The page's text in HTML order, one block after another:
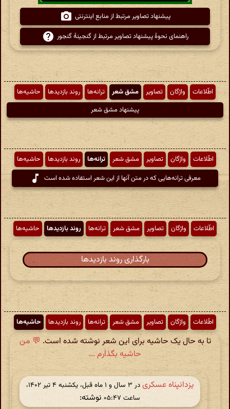
پیشنهاد تصاویر مرتبط از منابع اینترنتی
راهنمای نحوهٔ پیشنهاد تصاویر مرتبط از گنجینهٔ گنجور
اطّلاعات واژگان تصاویر مشق شعر ترانه‌ها روند بازدیدها
حاشیه‌ها
پیشنهاد مشق شعر
اطّلاعات واژگان تصاویر مشق شعر ترانه‌ها روند بازدیدها
حاشیه‌ها
معرفی ترانه‌هایی که در متن آنها از این شعر استفاده شده است
اطّلاعات واژگان تصاویر مشق شعر ترانه‌ها روند بازدیدها حاشیه‌ها
بارگذاری روند بازدیدها
اطّلاعات واژگان تصاویر مشق شعر ترانه‌ها روند بازدیدها حاشیه‌ها
تا به حال یک حاشیه برای این شعر نوشته شده است. 💬 من
حاشیه بگذارم ...
یزدانپناه عسکری
در ‫۳ سال و ۱ ماه قبل، یکشنبه ۴ تیر ۱۴۰۲،
ساعت ۰۵:۴۷
نوشته: